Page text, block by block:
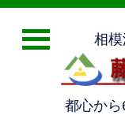
相
都心か